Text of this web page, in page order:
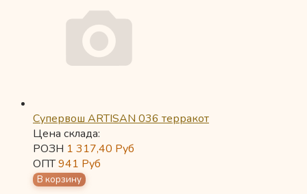
Супервош ARTISAN 036 терракот
Цена склада:
РОЗН 1 317,40 Руб
ОПТ941 Руб